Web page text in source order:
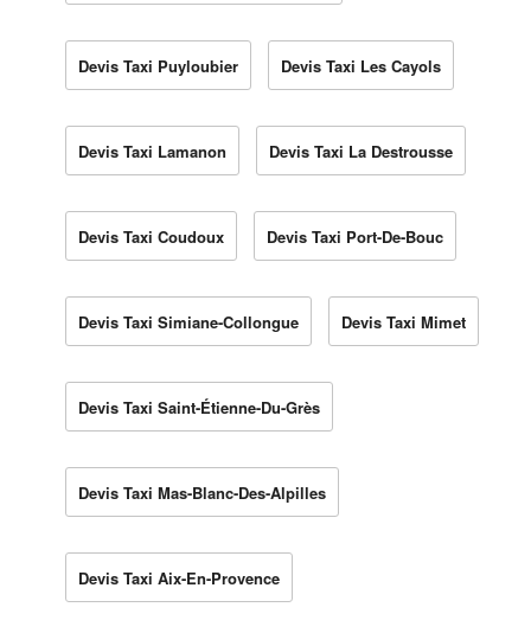
Devis Taxi Puyloubier Devis Taxi Les Cayols
Devis Taxi Lamanon Devis Taxi La Destrousse
Devis Taxi Coudoux Devis Taxi Port-De-Bouc
Devis Taxi Simiane-Collongue Devis Taxi Mimet
Devis Taxi Saint-Étienne-Du-Grès
Devis Taxi Mas-Blanc-Des-Alpilles
Devis Taxi Aix-En-Provence